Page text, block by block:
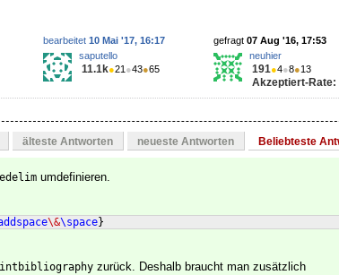
gefragt 07 Aug '16, 17:53
neuhier
191●4●8●13
Akzeptiert-Rate:
bearbeitet 10 Mai '17, 16:17
saputello
11.1k●21 ●43●65
älteste Antworten neueste Antworten Beliebteste
umdefinieren.
\&\space}
zurück. Deshalb braucht man zusätzlich